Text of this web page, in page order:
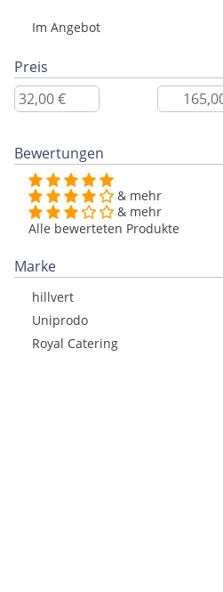
Im Angebot
Preis
Bewertungen
& mehr
& mehr
Alle bewerteten Produkte
Marke
hillvert
Uniprodo
Royal Catering